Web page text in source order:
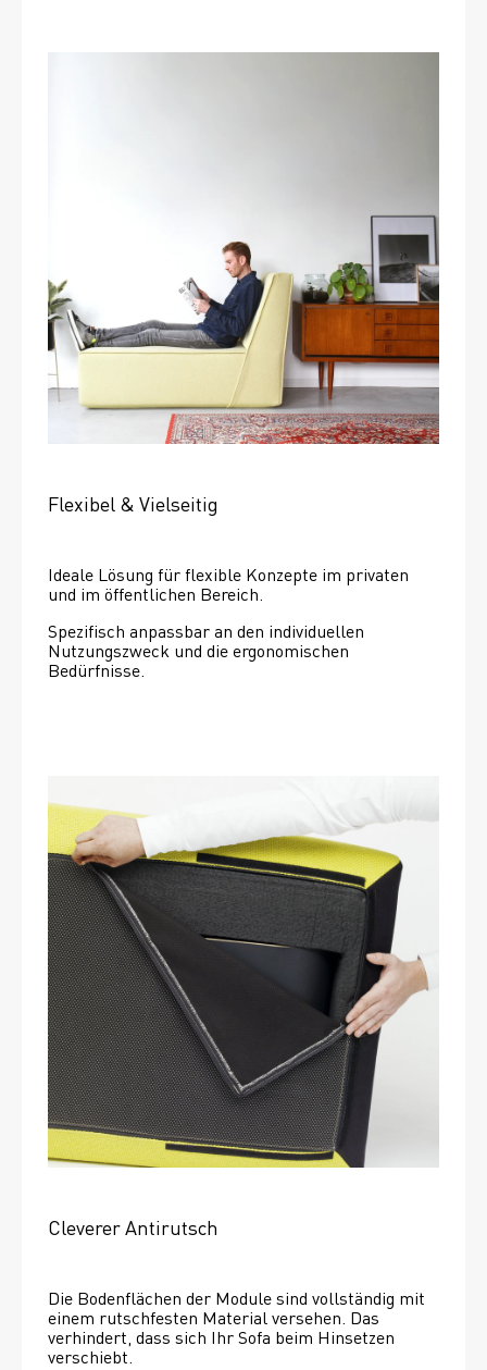
Flexibel & Vielseitig
Ideale Lösung für flexible Konzepte im privaten
und im öffentlichen Bereich.
Spezifisch anpassbar an den individuellen
Nutzungszweck und die ergonomischen
Bedürfnisse.
Cleverer Antirutsch
Die Bodenflächen der Module sind vollständig mit
einem rutschfesten Material versehen. Das
verhindert, dass sich Ihr Sofa beim Hinsetzen
verschiebt.